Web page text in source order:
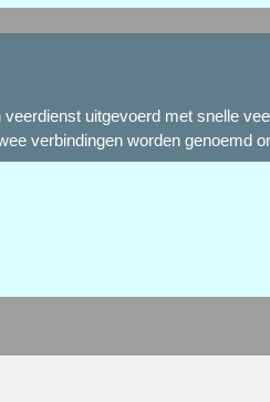
uitgevoerd met snelle
verbindingen worden genoemd